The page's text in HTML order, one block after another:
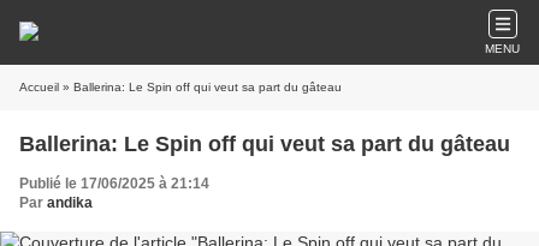
MENU
Accueil » Ballerina: Le Spin off qui veut sa part du gâteau
Ballerina: Le Spin off qui veut sa part du gâteau
Publié le 17/06/2025 à 21:14
Par andika